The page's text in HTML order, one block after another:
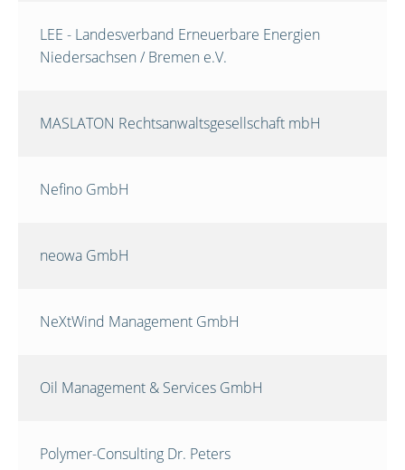
LEE - Landesverband Erneuerbare Energien
Niedersachsen / Bremen e.V.
MASLATON Rechtsanwaltsgesellschaft mbH
Nefino GmbH
neowa GmbH
NeXtWind Management GmbH
Oil Management & Services GmbH
Polymer-Consulting Dr. Peters